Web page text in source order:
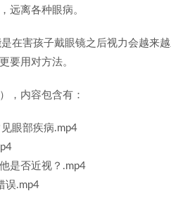
远离各种眼病。
在害孩子戴眼镜之后视力会越来
要用对方法。
，内容包含有：
眼部疾病.mp4
是否近视？.mp4
误.mp4